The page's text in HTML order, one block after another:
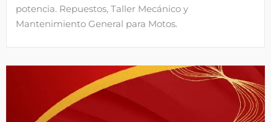
potencia. Repuestos, Taller Mecánico y
Mantenimiento General para Motos.